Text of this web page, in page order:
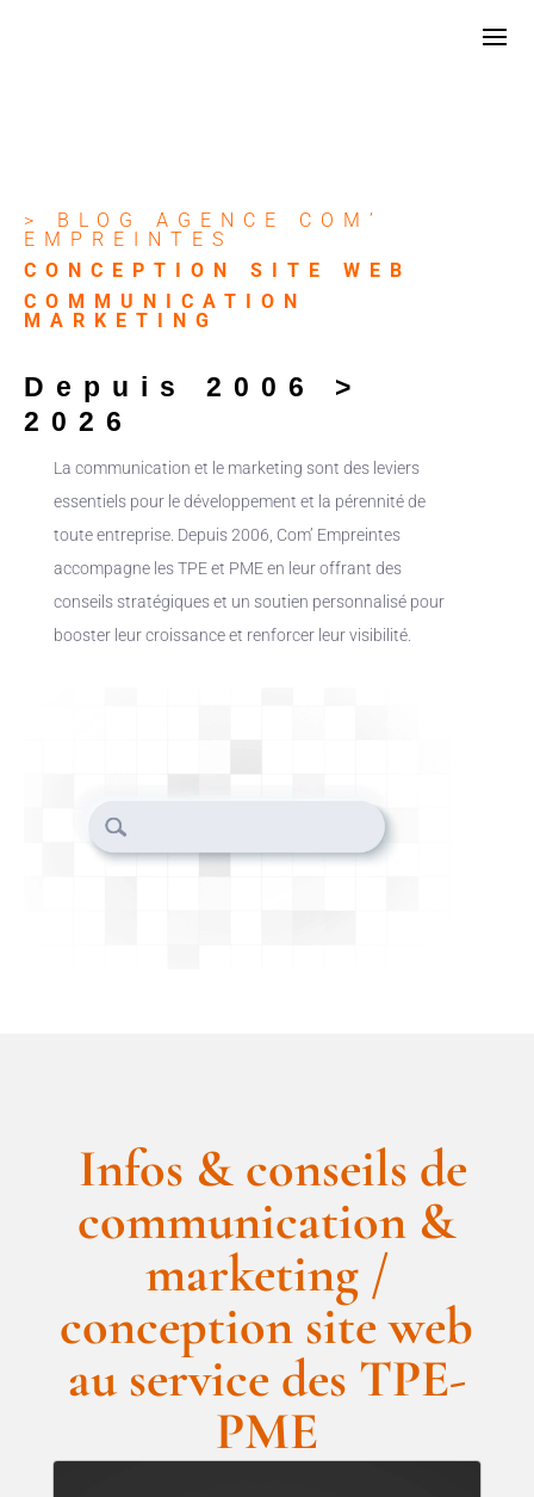
> BLOG AGENCE COM’
EMPREINTES
CONCEPTION SITE WEB
COMMUNICATION
MARKETING
Depuis 2006 >
2026
La communication et le marketing sont des leviers
essentiels pour le développement et la pérennité de
toute entreprise. Depuis 2006, Com’ Empreintes
accompagne les TPE et PME en leur offrant des
conseils stratégiques et un soutien personnalisé pour
booster leur croissance et renforcer leur visibilité.
Infos & conseils de
communication &
marketing /
conception site web
au service des TPE-
PME